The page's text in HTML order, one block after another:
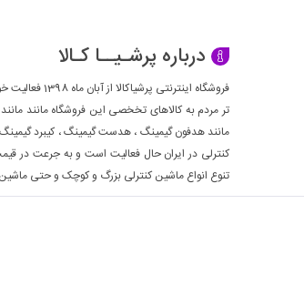
درباره پرشـیــا کـالا
تر مردم به کالاهای تخخصی این فروشگاه مانند
مانند هدفون گیمینگ ، هدست گیمینگ ، کیبرد
کنترلی در ایران حال فعالیت است و به جرعت در
تنوع انواع ماشین کنترلی بزرگ و کوچک و حتی ماشین